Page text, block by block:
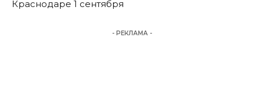
Краснодаре 1 сентября
- РЕКЛАМА -